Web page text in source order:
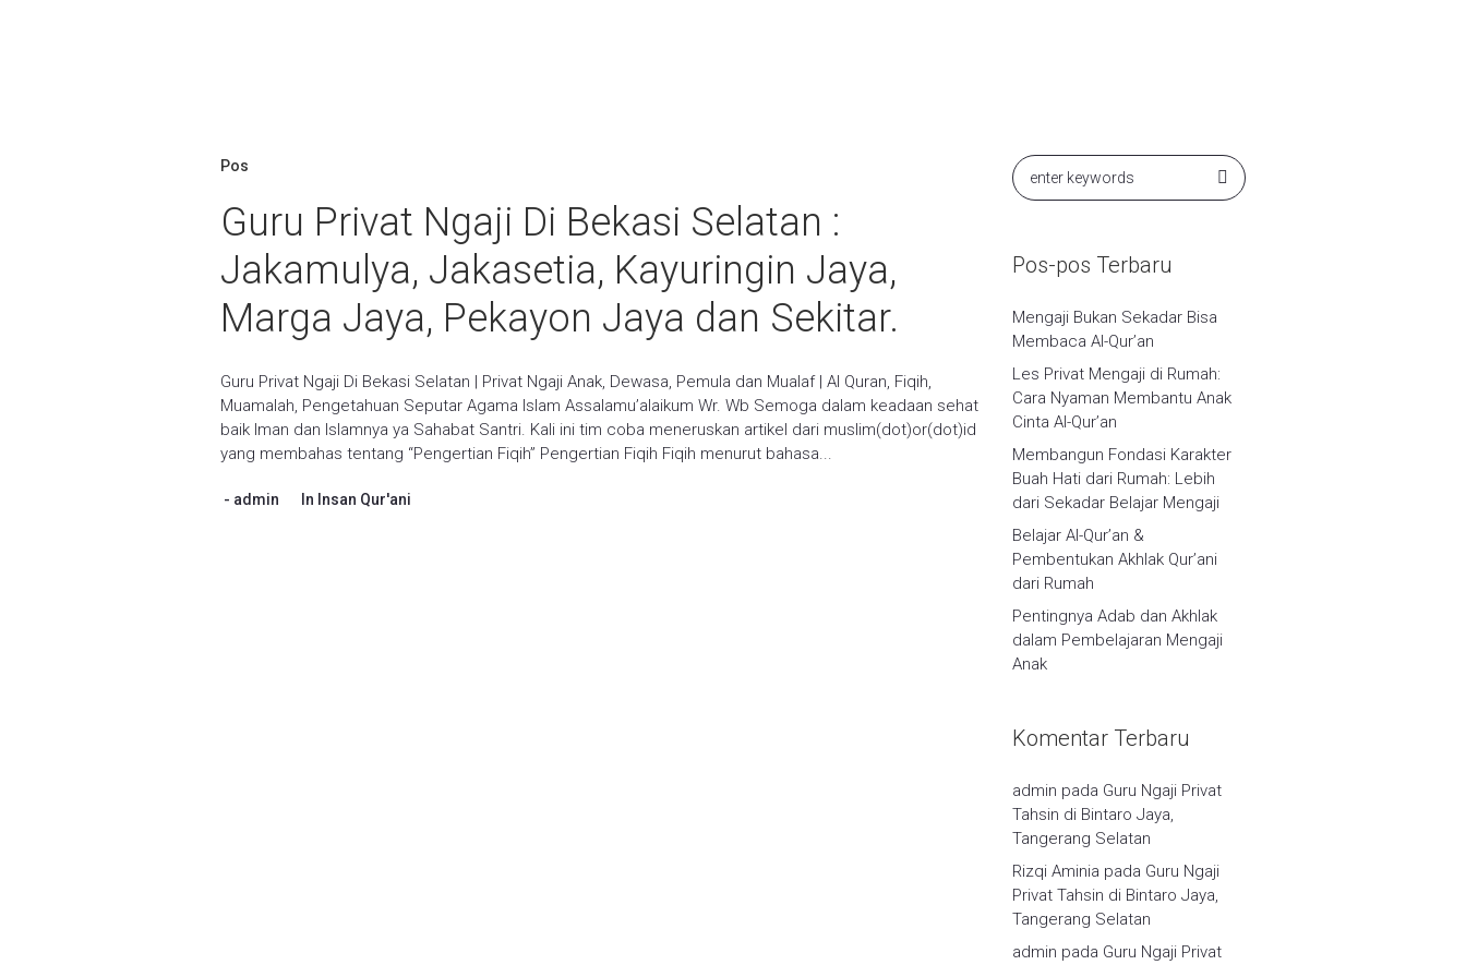
Pos
Guru Privat Ngaji Di Bekasi Selatan :
Jakamulya, Jakasetia, Kayuringin Jaya,
Marga Jaya, Pekayon Jaya dan Sekitar.
Guru Privat Ngaji Di Bekasi Selatan | Privat Ngaji Anak, Dewasa, Pemula dan Mualaf | Al Quran, Fiqih,
Muamalah, Pengetahuan Seputar Agama Islam Assalamu’alaikum Wr. Wb Semoga dalam keadaan sehat
baik Iman dan Islamnya ya Sahabat Santri. Kali ini tim coba meneruskan artikel dari muslim(dot)or(dot)id
yang membahas tentang “Pengertian Fiqih” Pengertian Fiqih Fiqih menurut bahasa...
admin In Insan Qur'ani
Pos-pos Terbaru
Mengaji Bukan Sekadar Bisa
Membaca Al-Qur’an
Les Privat Mengaji di Rumah:
Cara Nyaman Membantu Anak
Cinta Al-Qur’an
Membangun Fondasi Karakter
Buah Hati dari Rumah: Lebih
dari Sekadar Belajar Mengaji
Belajar Al-Qur’an &
Pembentukan Akhlak Qur’ani
dari Rumah
Pentingnya Adab dan Akhlak
dalam Pembelajaran Mengaji
Anak
Komentar Terbaru
admin pada Guru Ngaji Privat
Tahsin di Bintaro Jaya,
Tangerang Selatan
Rizqi Aminia pada Guru Ngaji
Privat Tahsin di Bintaro Jaya,
Tangerang Selatan
admin pada Guru Ngaji Privat